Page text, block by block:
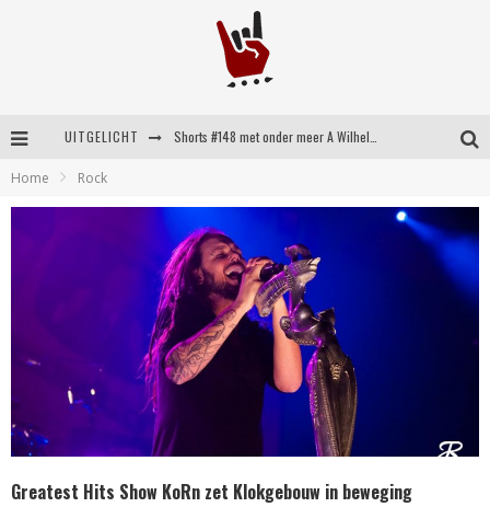
UITGELICHT
Home Rock
Greatest Hits Show KoRn zet Klokgebouw in beweging